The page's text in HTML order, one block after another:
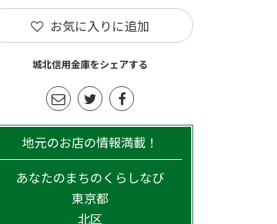
お気に入りに追加
城北信用金庫をシェアする
地元のお店の情報満載！
あなたのまちのくらしなび
東京都
北区